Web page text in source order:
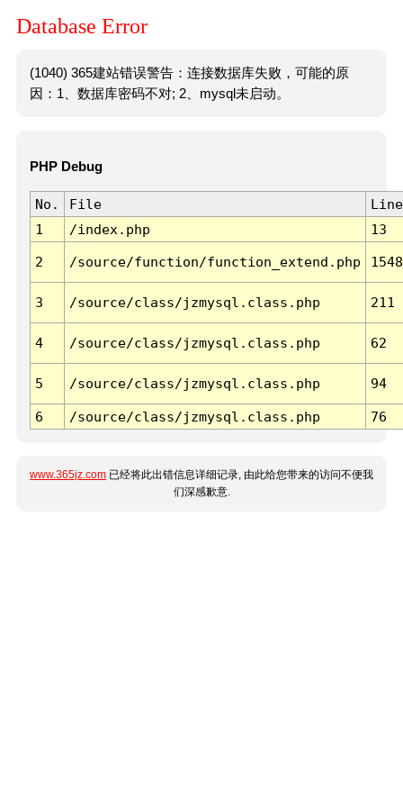
Database Error
(1040) 365建站错误警告：连接数据库失败，可能的原
因：1、数据库密码不对; 2、mysql未启动。
PHP Debug
No. File
Line
1
/index.php 13
2 /source/function/function_extend.php 1548
3 /source/class/jzmysql.class.php 211
4 /source/class/jzmysql.class.php 62
5 /source/class/jzmysql.class.php 94
6 /source/class/jzmysql.class.php 76
www.365jz.com 已经将此出错信息详细记录, 由此给您带来的访问不便我
们深感歉意.